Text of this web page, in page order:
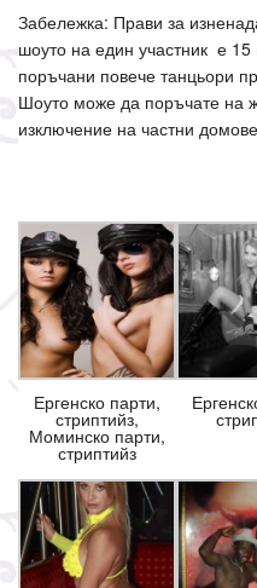
Забележка: Прави за
шоуто на един участник е
поръчани повече танцьори
Шоуто може да поръчате на
изключение на частни
Ергенско парти,
стриптийз,
Моминско парти,
стриптийз